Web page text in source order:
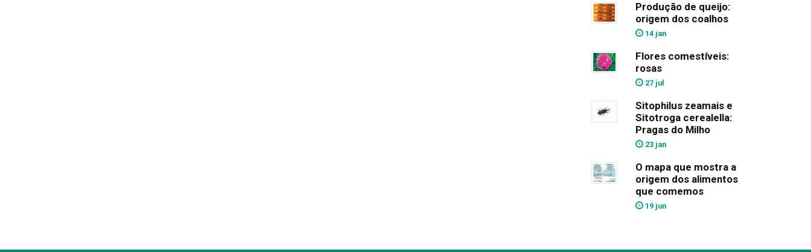
Produção de queijo:
origem dos coalhos
14 jan
Flores comestíveis:
rosas
27 jul
Sitophilus zeamais e
Sitotroga cerealella:
Pragas do Milho
23 jan
O mapa que mostra a
origem dos alimentos
que comemos
19 jun